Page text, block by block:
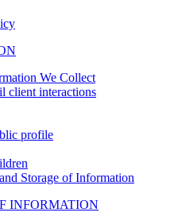
We Collect
client interactions
profile
Storage of Information
INFORMATION